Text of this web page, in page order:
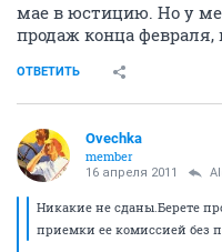
мае в юстицию. Но у
продаж конца
ОТВЕТИТЬ
Ovechka
member
16 апреля 2011
Никакие не сданы.Берете
приемки ее комиссией без